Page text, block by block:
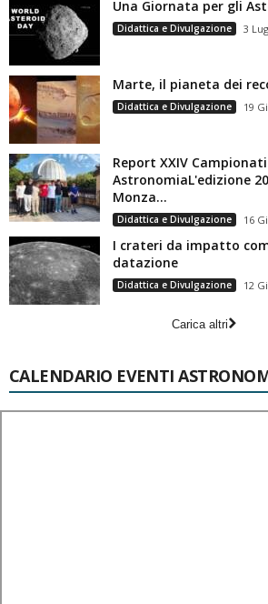
Una Giornata per gli
Didattica e Divulgazione 3
Marte, il pianeta dei
Didattica e Divulgazione 19
Report XXIV
AstronomiaL'edizione
Monza...
Didattica e Divulgazione 16
I crateri da impatto
datazione
Didattica e Divulgazione 12
Carica altri
CALENDARIO EVENTI